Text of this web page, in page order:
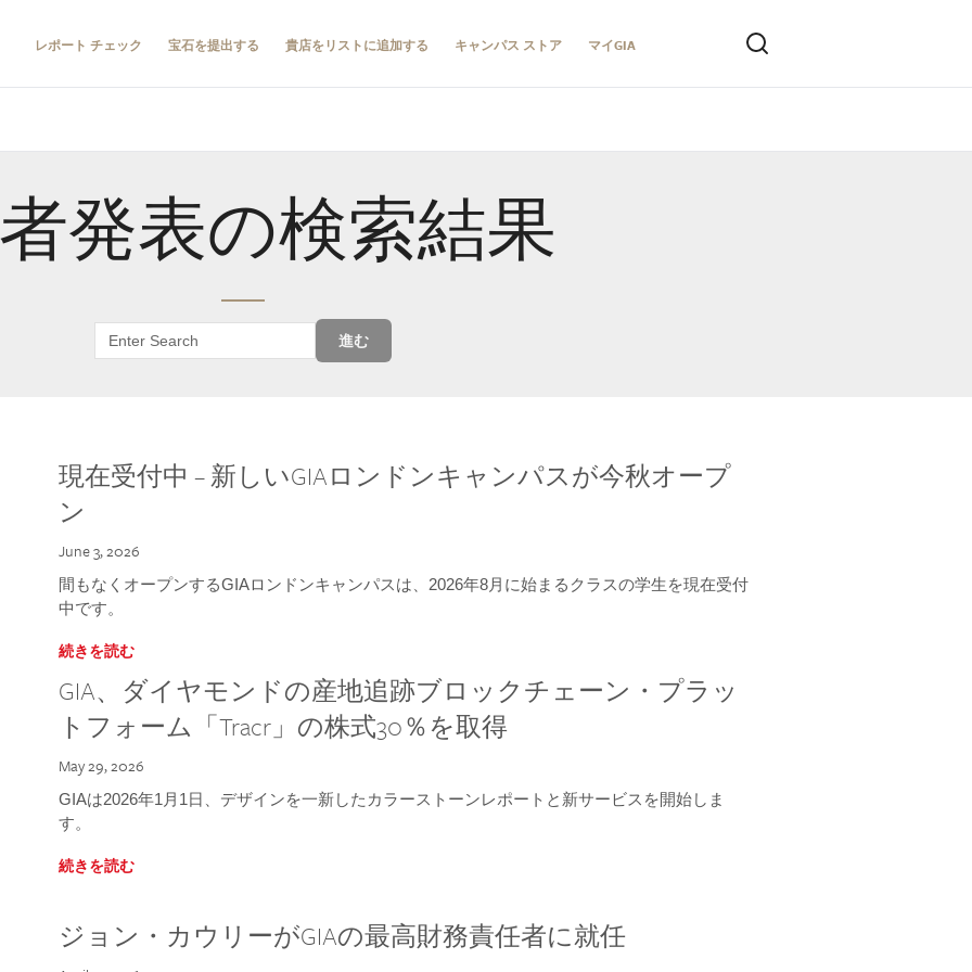
レポート チェック 宝石を提出する 貴店をリストに追加する キャンパス ストア マイGIA
発表の検索結果
進む
現在受付中 – 新しいGIAロンドンキャンパスが今秋オープ
ン
June 3, 2026
間もなくオープンするGIAロンドンキャンパスは、2026年8月に始まるクラスの学生を現在受付
中です。
続きを読む
GIA、ダイヤモンドの産地追跡ブロックチェーン・プラッ
トフォーム「Tracr」の株式30％を取得
May 29, 2026
GIAは2026年1月1日、デザインを一新したカラーストーンレポートと新サービスを開始しま
す。
続きを読む
ジョン・カウリーがGIAの最高財務責任者に就任